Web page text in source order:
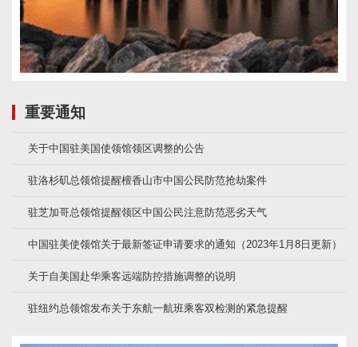
重要通知
关于中国驻美国使领馆领区调整的公告
驻洛杉矶总领馆提醒檀香山市中国公民防范抢劫案件
驻芝加哥总领馆提醒领区中国公民注意防范恶劣天气
中国驻美使领馆关于最新签证申请要求的通知（2023年1月8日更新）
关于自美国赴华乘客远端防控措施调整的说明
驻纽约总领馆发布关于东航一航班乘客双检测的紧急提醒